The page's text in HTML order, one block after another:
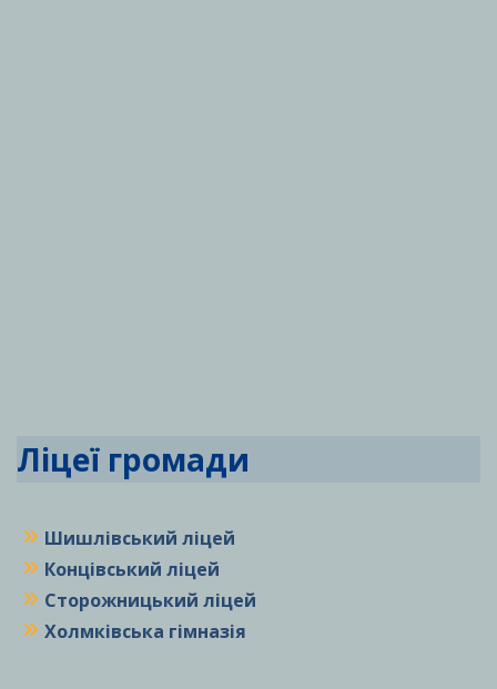
Ліцеї громади
Шишлівський ліцей
Концівський ліцей
Сторожницький ліцей
Холмківська гімназія